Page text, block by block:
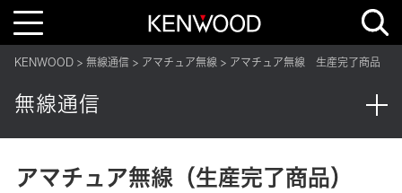
T
l
a
v
g
t
i
KENWOOD 無線通信 アマチュア無線 アマチュア無線 生産完了商品
無線通信
アマチュア無線（生産完了商品）